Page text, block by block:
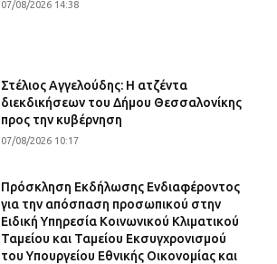
07/08/2026 14:38
Στέλιος Αγγελούδης: Η ατζέντα
διεκδικήσεων του Δήμου Θεσσαλονίκης
προς την κυβέρνηση
07/08/2026 10:17
Πρόσκληση Εκδήλωσης Ενδιαφέροντος
για την απόσπαση προσωπικού στην
Ειδική Υπηρεσία Κοινωνικού Κλιματικού
Ταμείου και Ταμείου Εκσυγχρονισμού
του Υπουργείου Εθνικής Οικονομίας και